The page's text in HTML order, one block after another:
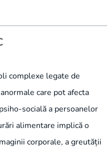
complexe legate de
care pot afecta
socială a persoanelor
alimentare implică o
corporale, a greutății